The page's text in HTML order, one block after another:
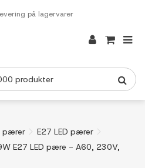
på lagervarer
pærer
E27 LED pærer
E27 LED pære - A60, 230V,